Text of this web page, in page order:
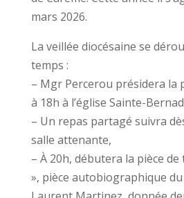
mars 2026.
La veillée diocésaine se
temps :
– Mgr Percerou présidera la
à 18h à l’église Sainte-
– Un repas partagé suivra
salle attenante,
– À 20h, débutera la pièce
», pièce autobiographique